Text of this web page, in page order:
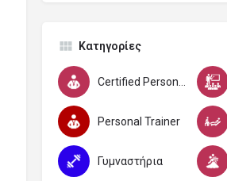
Κατηγορίες
Personal Trainer
Γυμναστήρια